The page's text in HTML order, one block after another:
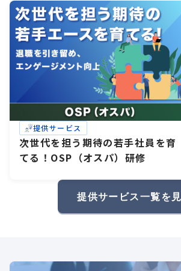
提供サービス
次世代を担う期待の若手社員を育
てる！OSP（オスパ）研修
提供サービス一覧を